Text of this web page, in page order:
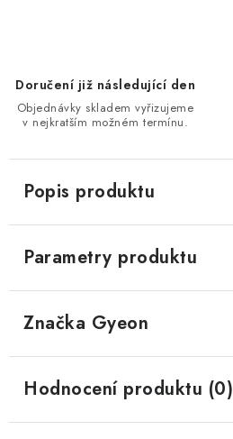
Doručení již následující den
Objednávky skladem vyřizujeme
v nejkratším možném termínu.
Popis produktu
Parametry produktu
Značka Gyeon
Hodnocení produktu (0)